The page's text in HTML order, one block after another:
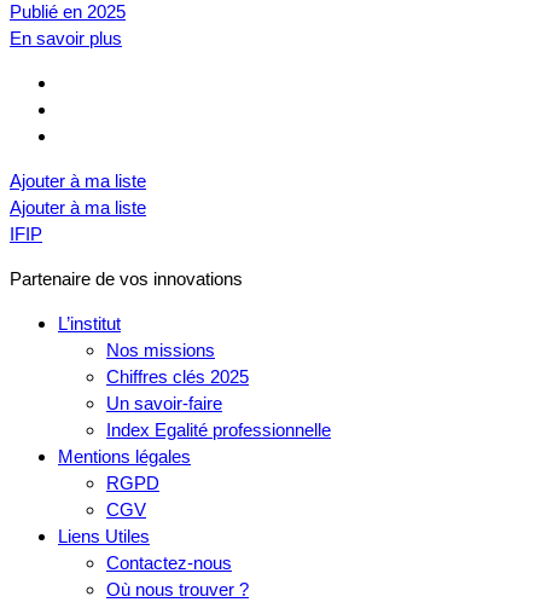
Publié en 2025
En savoir plus
Ajouter à ma liste
Ajouter à ma liste
IFIP
Partenaire de vos innovations
L’institut
Nos missions
Chiffres clés 2025
Un savoir-faire
Index Egalité professionnelle
Mentions légales
RGPD
CGV
Liens Utiles
Contactez-nous
Où nous trouver ?